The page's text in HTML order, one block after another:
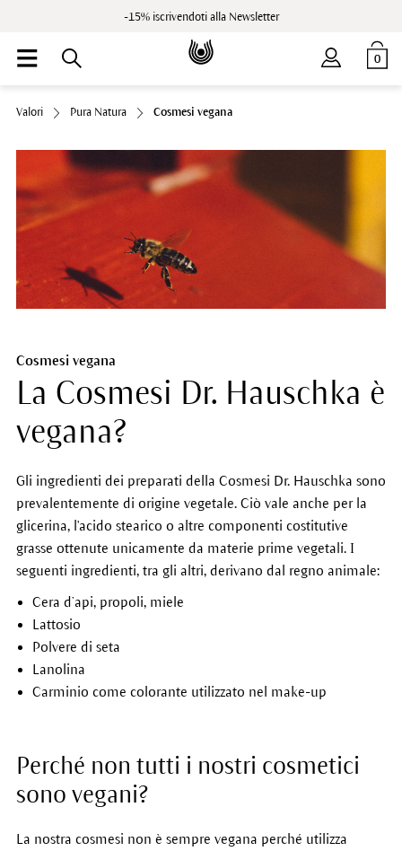
-15% iscrivendoti alla Newsletter
0
Valori Pura Natura Cosmesi vegana
Cosmesi vegana
La Cosmesi Dr. Hauschka è
vegana?
Gli ingredienti dei preparati della Cosmesi Dr. Hauschka sono
prevalentemente di origine vegetale. Ciò vale anche per la
glicerina, l'acido stearico o altre componenti costitutive
grasse ottenute unicamente da materie prime vegetali. I
seguenti ingredienti, tra gli altri, derivano dal regno animale:
Cera d’api, propoli, miele
Lattosio
Polvere di seta
Lanolina
Carminio come colorante utilizzato nel make-up
Perché non tutti i nostri cosmetici
sono vegani?
La nostra cosmesi non è sempre vegana perché utilizza